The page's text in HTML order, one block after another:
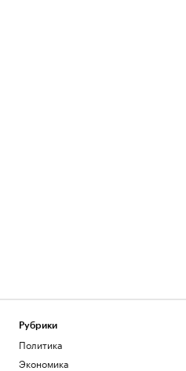
Рубрики
Политика
Экономика